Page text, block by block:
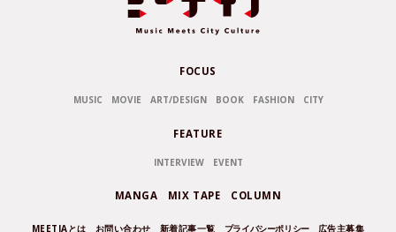
FOCUS
MUSIC MOVIE ART/DESIGN BOOK FASHION CITY
FEATURE
INTERVIEW EVENT
MANGA MIX TAPE COLUMN
MEETIAとは お問い合わせ 新着記事一覧 プライバシーポリシー 広告主募集